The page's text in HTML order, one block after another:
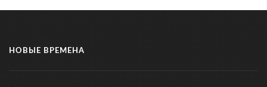
НОВЫЕ ВРЕМЕНА